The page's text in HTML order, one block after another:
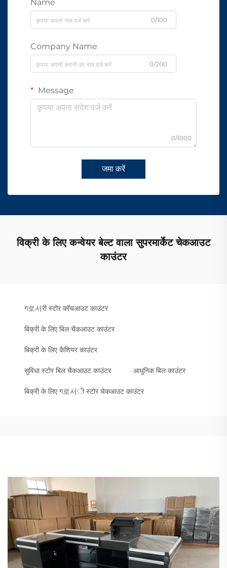
Name
0/100
Company Name
0/200
Message
0/1000
जमा करें
विक्री के लिए कन्वेयर बेल्ट वाला सुपरमार्केट चेकआउट
काउंटर
ग로서री स्टोर कॉचआउट काउंटर
बिक्री के लिए बिल चैकआउट काउंटर
बिक्री के लिए कैशियर काउंटर
सुविधा स्टोर बिल चैकआउट काउंटर आधुनिक बिल काउंटर
बिक्री के लिए ग로서ी स्टोर चेकआउट काउंटर